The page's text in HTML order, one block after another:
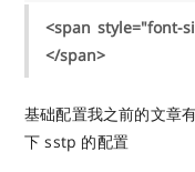
<span style="font-
</span>
基础配置我之前的文章
下 sstp 的配置